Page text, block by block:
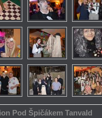
Pod Špičákem Tanvald